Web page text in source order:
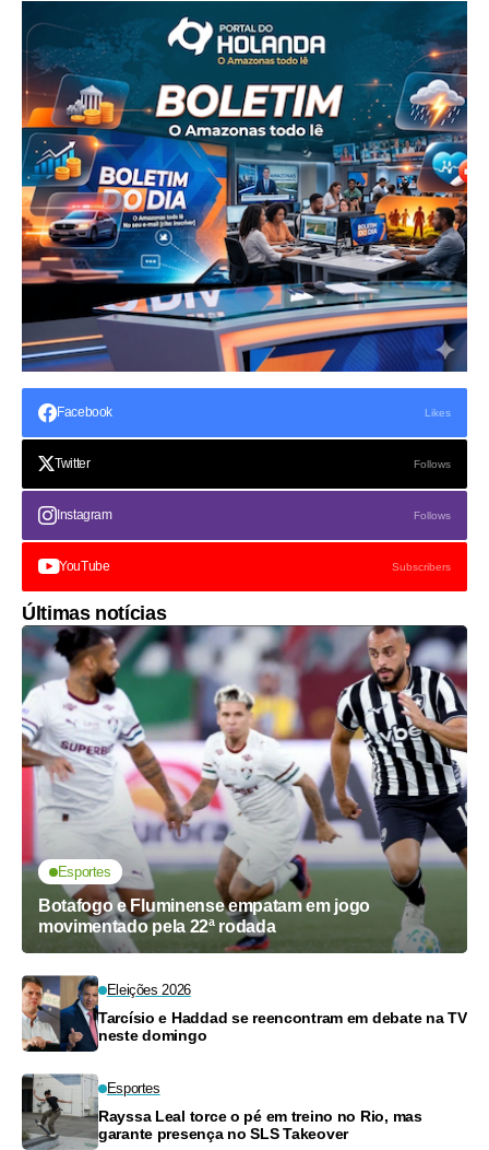
Facebook Likes
Twitter Follows
Instagram Follows
YouTube Subscribers
Últimas notícias
Esportes
Botafogo e Fluminense empatam em jogo
movimentado pela 22ª rodada
Eleições 2026
Tarcísio e Haddad se reencontram em debate na TV
neste domingo
Esportes
Rayssa Leal torce o pé em treino no Rio, mas
garante presença no SLS Takeover